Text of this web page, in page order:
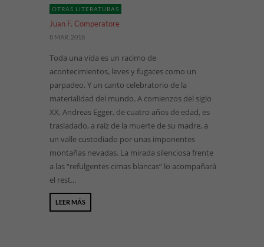
OTRAS LITERATURAS
Juan F. Comperatore
8 MAR, 2018
Toda una vida es un racimo de
acontecimientos, leves y fugaces como un
parpadeo. Y un canto celebratorio de la
materialidad del mundo. A comienzos del siglo
XX, Andreas Egger, de cuatro años de edad, es
trasladado, a raíz de la muerte de su madre, a
un valle custodiado por unas imponentes
montañas nevadas. La mirada silenciosa frente
a las “refulgentes cimas blancas” lo acompañará
el rest...
LEER MÁS